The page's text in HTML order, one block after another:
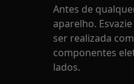
Antes de
aparelho.
ser realizada
componentes
lados.